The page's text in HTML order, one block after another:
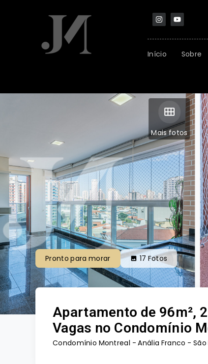
Início Sobre
Mais fotos
Pronto para morar 17 Fotos
Apartamento de 96m²,
Vagas no Condomínio
Condomínio Montreal -Anália Franco -